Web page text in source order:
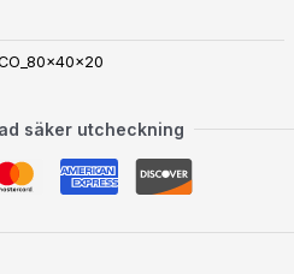
säker utcheckning